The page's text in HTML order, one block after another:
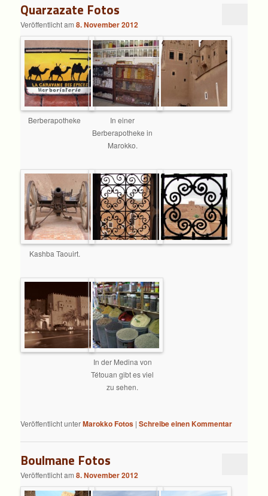
Quarzazate Fotos
Veröffentlicht am8. November 2012
Berberapotheke
In einer
Berberapotheke in
Marokko.
Kashba Taouirt.
In der Medina von
Tétouan gibt es viel
zu sehen.
Veröffentlicht unterMarokko Fotos |Schreibe einen Kommentar
Boulmane Fotos
Veröffentlicht am8. November 2012